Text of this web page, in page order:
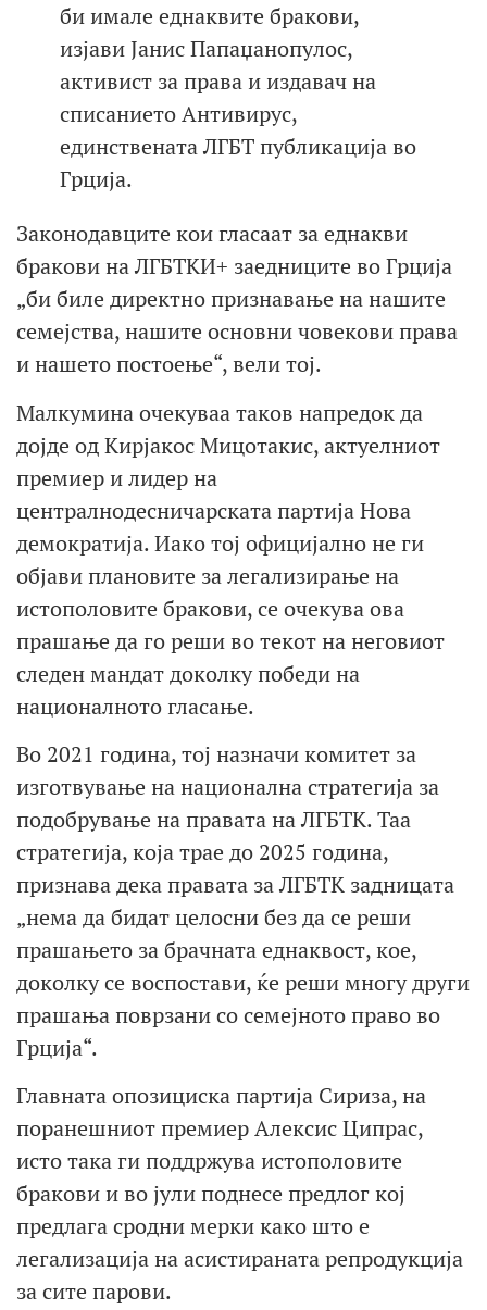
би имале еднаквите бракови,
изјави Јанис Папаџанопулос,
активист за права и издавач на
списанието Антивирус,
единствената ЛГБТ публикација во
Грција.
Законодавците кои гласаат за еднакви
бракови на ЛГБТКИ+ заедниците во Грција
„би биле директно признавање на нашите
семејства, нашите основни човекови права
и нашето постоење“, вели тој.
Малкумина очекуваа таков напредок да
дојде од Кирјакос Мицотакис, актуелниот
премиер и лидер на
централнодесничарската партија Нова
демократија. Иако тој официјално не ги
објави плановите за легализирање на
истополовите бракови, се очекува ова
прашање да го реши во текот на неговиот
следен мандат доколку победи на
националното гласање.
Во 2021 година, тој назначи комитет за
изготвување на национална стратегија за
подобрување на правата на ЛГБТК. Таа
стратегија, која трае до 2025 година,
признава дека правата за ЛГБТК задницата
„нема да бидат целосни без да се реши
прашањето за брачната еднаквост, кое,
доколку се воспостави, ќе реши многу други
прашања поврзани со семејното право во
Грција“.
Главната опозициска партија Сириза, на
поранешниот премиер Алексис Ципрас,
исто така ги поддржува истополовите
бракови и во јули поднесе предлог кој
предлага сродни мерки како што е
легализација на асистираната репродукција
за сите парови.